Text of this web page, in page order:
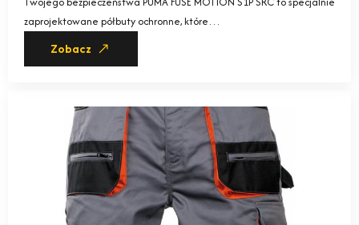
zaprojektowane półbuty ochronne, które…
Zobacz